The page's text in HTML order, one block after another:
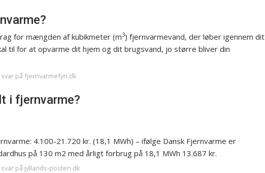
for mængden af kubikmeter (m3) fjernvarmevand, der løber igennem dit
til for at opvarme dit hjem og dit brugsvand, jo større bliver din
på fjernvarmefyn.dk
i fjernvarme?
4.100-21.720 kr. (18,1 MWh) – ifølge Dansk Fjernvarme er
på 130 m2 med årligt forbrug på 18,1 MWh 13.687 kr.
på jyllands-posten.dk